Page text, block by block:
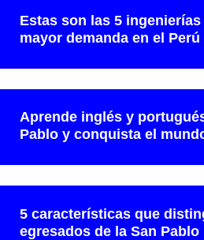
Estas son las 5
mayor demanda en el Perú
Aprende inglés y
Pablo y conquista el
5 características que
egresados de la San Pablo